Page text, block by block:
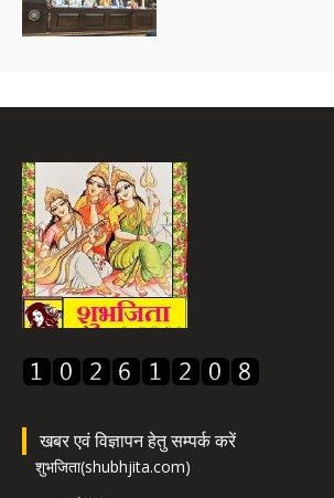
खबर एवं विज्ञापन हेतु सम्पर्क करें
शुभजिता(shubhjita.com)